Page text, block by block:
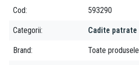
Cod 593290
Categorii Cadite patrate
Brand Toate produsele